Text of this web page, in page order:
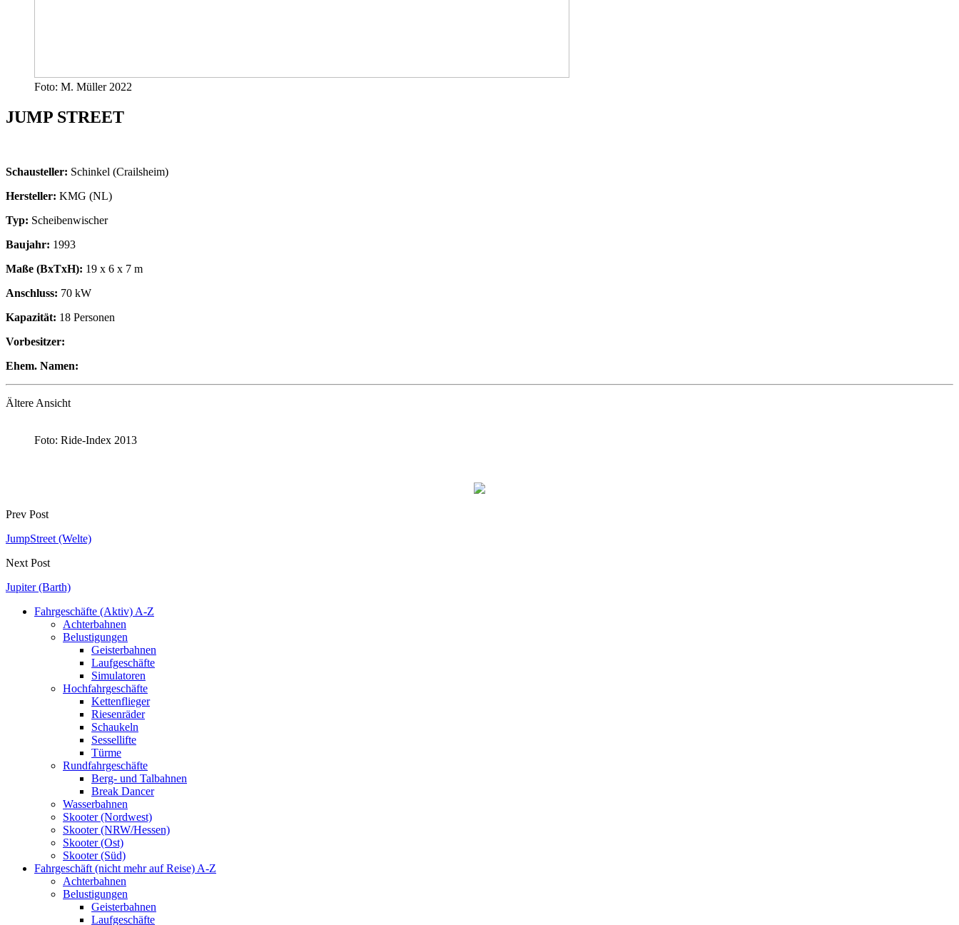
Foto: M. Müller 2022
JUMP STREET
Schausteller: Schinkel (Crailsheim)
Hersteller: KMG (NL)
Typ: Scheibenwischer
Baujahr: 1993
Maße (BxTxH): 19 x 6 x 7 m
Anschluss: 70 kW
Kapazität: 18 Personen
Vorbesitzer:
Ehem. Namen:
Ältere Ansicht
Foto: Ride-Index 2013
Prev Post
JumpStreet (Welte)
Next Post
Jupiter (Barth)
Fahrgeschäfte (Aktiv) A-Z
Achterbahnen
Belustigungen
Geisterbahnen
Laufgeschäfte
Simulatoren
Hochfahrgeschäfte
Kettenflieger
Riesenräder
Schaukeln
Sessellifte
Türme
Rundfahrgeschäfte
Berg- und Talbahnen
Break Dancer
Wasserbahnen
Skooter (Nordwest)
Skooter (NRW/Hessen)
Skooter (Ost)
Skooter (Süd)
Fahrgeschäft (nicht mehr auf Reise) A-Z
Achterbahnen
Belustigungen
Geisterbahnen
Laufgeschäfte